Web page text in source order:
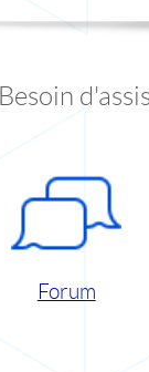
Besoin
Forum